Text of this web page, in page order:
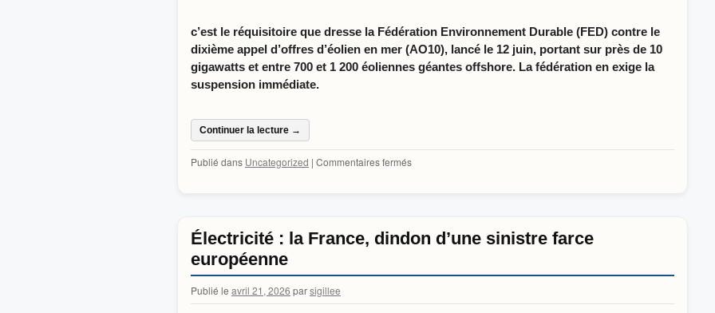
c’est le réquisitoire que dresse la Fédération Environnement Durable (FED) contre le
dixième appel d’offres d’éolien en mer (AO10), lancé le 12 juin, portant sur près de 10
gigawatts et entre 700 et 1 200 éoliennes géantes offshore. La fédération en exige la
suspension immédiate.
Continuer la lecture →
Publié dans Uncategorized | Commentaires ferméssur
“le
coup
porté
nucléaire
Électricité : la France, dindon d’une sinistre farce
européenne
Publié le avril 21, 2026 parsigillee